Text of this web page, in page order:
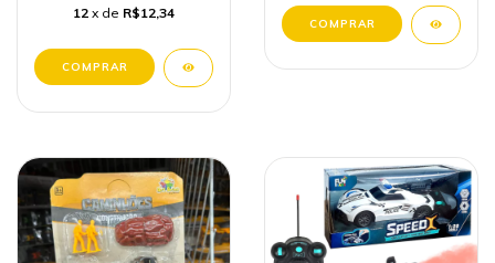
12 x de R$12,34